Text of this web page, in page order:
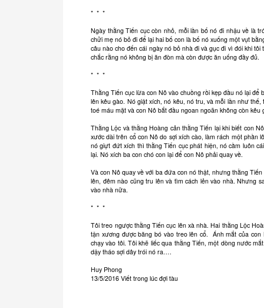
* * *
Ngày thằng Tiến cục còn nhỏ, mỗi lần bố nó đi nhậu về là
chửi mẹ nó bỏ đi để lại hai bố con là bố nó xuống một vụt
câu nào cho đến cái ngày nó bỏ nhà đi và gục đi vì đói khi
chắc rằng nó không bị ăn đòn mà còn được ăn uống đầy đủ.
* * *
Thằng Tiến cục lừa con Nô vào chuồng rồi kẹp đầu nó lại
lên kêu gào. Nó giật xích, nó kêu, nó tru, và mỗi lần như
toé máu mặt và con Nô bắt đầu ngoan ngoãn không còn
Thằng Lộc và thằng Hoàng cản thằng Tiến lại khi biết con
xước dài trên cổ con Nô do sợi xích cào, làm rách một
nó giựt đứt xích thì thằng Tiến cục phát hiện, nó cầm luôn
lại. Nó xích ba con chó con lại để con Nô phải quay về.
Và con Nô quay về với ba đứa con nó thật, nhưng thằng
lên, đêm nào cũng tru lên và tìm cách lẻn vào nhà. Nhưng
vào nhà nữa.
* * *
Tôi treo ngược thằng Tiến cục lên xà nhà. Hai thằng Lộc
tận xương được băng bó vào treo lên cổ. Ánh mắt của
chạy vào tôi. Tôi khẽ liếc qua thằng Tiến, một dòng nước
dậy tháo sợi dây trói nó ra….
Huy Phong
13/5/2016 Viết trong lúc đợi tàu